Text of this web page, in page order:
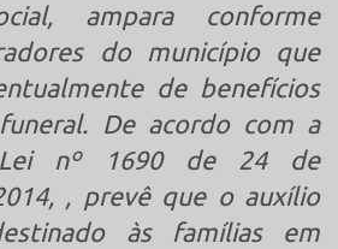
ampara conforme
do município que
de benefícios
De acordo com a
Lei nº 1690 de 24 de
, prevê que o auxílio
às famílias em